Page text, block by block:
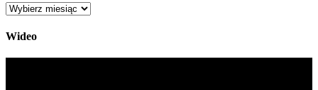
Archiwum
Wideo